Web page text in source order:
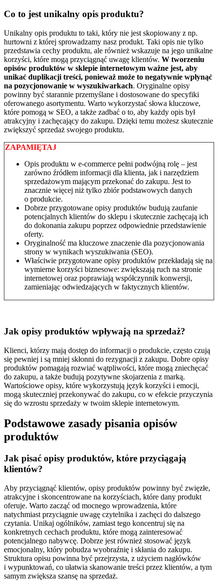
Co to jest unikalny opis produktu?
Unikalny opis produktu to taki, który nie jest skopiowany z np.
hurtowni z której sprowadzamy nasz produkt. Taki opis nie tylko
przedstawia cechy produktu, ale również wskazuje na jego unikalne
korzyści, które mogą przyciągnąć uwagę klientów. W tworzeniu
opisów produktów w sklepie internetowym ważne jest, aby
unikać duplikacji treści, ponieważ może to negatywnie wpłynąć
na pozycjonowanie w wyszukiwarkach. Oryginalne opisy
powinny być starannie przemyślane i dostosowane do specyfiki
oferowanego asortymentu. Warto wykorzystać słowa kluczowe,
które pomogą w SEO, a także zadbać o to, aby każdy opis był
atrakcyjny i zachęcający do zakupu. Dzięki temu możesz skutecznie
zwiększyć sprzedaż swojego produktu.
ZAPAMIĘTAJ
Opis produktu w e⁠‑commerce pełni podwójną rolę – jest
zarówno źródłem informacji dla klienta, jak i narzędziem
sprzedażowym mającym przekonać do zakupu. Jest to
znacznie więcej niż tylko zbiór podstawowych danych
o produkcie.
Dobrze przygotowane opisy produktów budują zaufanie
potencjalnych klientów do sklepu i skutecznie zachęcają ich
do dokonania zakupu poprzez odpowiednie przedstawienie
oferty.
Oryginalność ma kluczowe znaczenie dla pozycjonowania
strony w wynikach wyszukiwania (SEO).
Właściwie przygotowane opisy produktów przekładają się na
wymierne korzyści biznesowe: zwiększają ruch na stronie
internetowej oraz poprawiają współczynnik konwersji,
zamieniając odwiedzających w faktycznych klientów.
Jak opisy produktów wpływają na sprzedaż?
Klienci, którzy mają dostęp do informacji o produkcie, często czują
się pewniej i są mniej skłonni do rezygnacji z zakupu. Dobre opisy
produktów pomagają rozwiać wątpliwości, które mogą zniechęcać
do zakupu, a także budują pozytywne skojarzenia z marką.
Wartościowe opisy, które wykorzystują język korzyści i emocji,
mogą skuteczniej przekonywać do zakupu, co w efekcie przyczynia
się do wzrostu sprzedaży w twoim sklepie internetowym.
Podstawowe zasady pisania opisów
produktów
Jak pisać opisy produktów, które przyciągają
klientów?
Aby przyciągnąć klientów, opisy produktów powinny być zwięzłe,
atrakcyjne i skoncentrowane na korzyściach, które dany produkt
oferuje. Warto zacząć od mocnego wprowadzenia, które
natychmiast przyciągnie uwagę czytelnika i zachęci do dalszego
czytania. Unikaj ogólników, zamiast tego koncentruj się na
konkretnych cechach produktu, które mogą zainteresować
potencjalnego nabywcę. Dobrze jest również stosować język
emocjonalny, który pobudza wyobraźnię i skłania do zakupu.
Struktura opisu powinna być przejrzysta, z użyciem nagłówków
i wypunktowań, co ułatwia skanowanie treści przez klientów, a tym
samym zwiększa szansę na sprzedaż.